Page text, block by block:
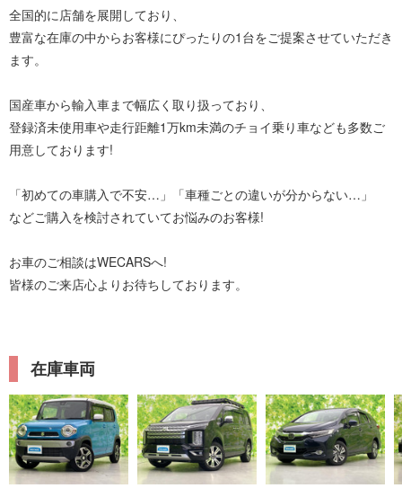
全国的に店舗を展開しており、
豊富な在庫の中からお客様にぴったりの1台をご提案させていただき
ます。
国産車から輸入車まで幅広く取り扱っており、
登録済未使用車や走行距離1万km未満のチョイ乗り車なども多数ご
用意しております!
「初めての車購入で不安…」「車種ごとの違いが分からない…」
などご購入を検討されていてお悩みのお客様!
お車のご相談はWECARSへ!
皆様のご来店心よりお待ちしております。
在庫車両